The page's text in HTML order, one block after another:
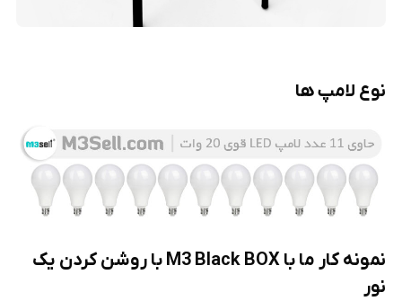
نوع لامپ ها
نمونه کار ما با M3 Black BOX با روشن کردن یک
نور